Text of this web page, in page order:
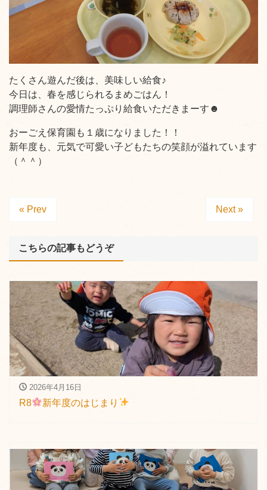
たくさん遊んだ後は、美味しい給食♪
今日は、春を感じられるまめごはん！
調理師さんの愛情たっぷり給食いただきまーす☻
おーごえ保育園も１歳になりました！！
新年度も、元気で可愛い子どもたちの笑顔が溢れています
（＾＾）
« Prev Next »
こちらの記事もどうぞ
2026年4月16日
R8 新年度のはじまり